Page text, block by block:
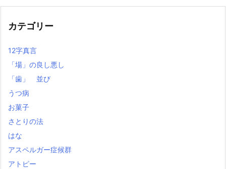
記
カテゴリー
12字真言
「場」の良し悪し
「歯」 並び
うつ病
お菓子
さとりの法
はな
アスペルガー症候群
アトピー